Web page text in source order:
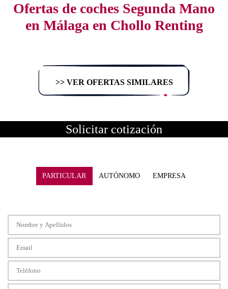
Ofertas de coches Segunda Mano
en Málaga en Chollo Renting
>> VER OFERTAS SIMILARES
Solicitar cotización
PARTICULAR AUTÓNOMO EMPRESA